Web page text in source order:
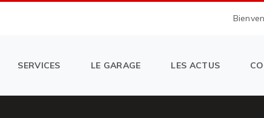
SERVICES LE GARAGE LES ACTUS